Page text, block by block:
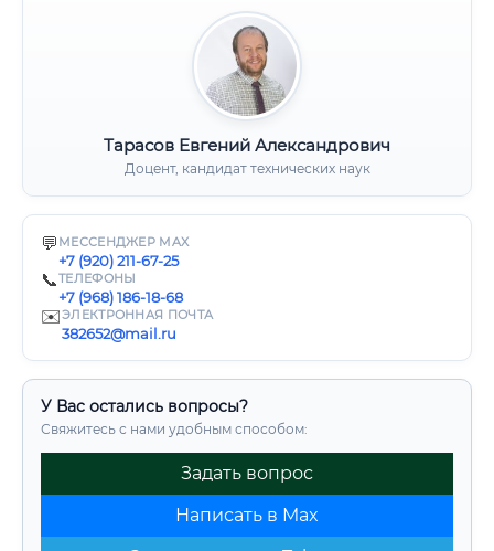
Тарасов Евгений Александрович
Доцент, кандидат технических наук
💬 МЕССЕНДЖЕР MAX
+7 (920) 211-67-25
📞ТЕЛЕФОНЫ
+7 (968) 186-18-68
✉️ЭЛЕКТРОННАЯ ПОЧТА
382652@mail.ru
У Вас остались вопросы?
Свяжитесь с нами удобным способом:
Задать вопрос
Написать в Max